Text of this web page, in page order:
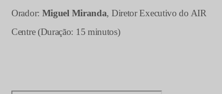
Orador: Miguel Miranda, Diretor Executivo do AIR
Centre (Duração: 15 minutos)